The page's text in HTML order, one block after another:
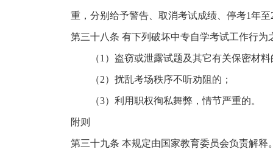
重，分别给予警告、取消考试成绩、停考1年
第三十八条 有下列破坏中专自学考试工作行
（1）盗窃或泄露试题及其它有关保密材料
（2）扰乱考场秩序不听劝阻的；
（3）利用职权徇私舞弊，情节严重的。
附则
第三十九条 本规定由国家教育委员会负责解释